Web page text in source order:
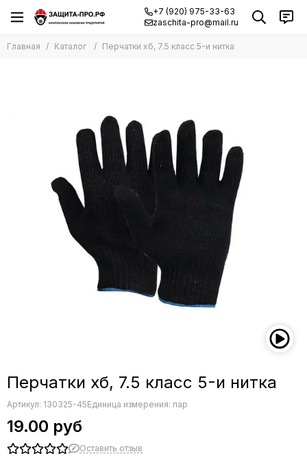
+7 (920) 975-33-63
zaschita-pro@mail.ru
Главная Каталог Перчатки хб, 7.5 класс 5-и нитка
Перчатки хб, 7.5 класс 5-и нитка
Артикул: 130325-45Единица измерения: пар
19.00 руб
Оставить отзыв